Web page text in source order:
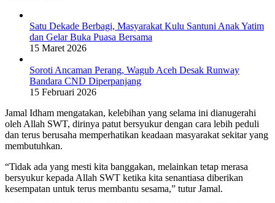
Satu Dekade Berbagi, Masyarakat Kulu Santuni Anak Yatim
dan Gelar Buka Puasa Bersama
15 Maret 2026
Soroti Ancaman Perang, Wagub Aceh Desak Runway
Bandara CND Diperpanjang
15 Februari 2026
Jamal Idham mengatakan, kelebihan yang selama ini dianugerahi
oleh Allah SWT, dirinya patut bersyukur dengan cara lebih peduli
dan terus berusaha memperhatikan keadaan masyarakat sekitar yang
membutuhkan.
“Tidak ada yang mesti kita banggakan, melainkan tetap merasa
bersyukur kepada Allah SWT ketika kita senantiasa diberikan
kesempatan untuk terus membantu sesama,” tutur Jamal.